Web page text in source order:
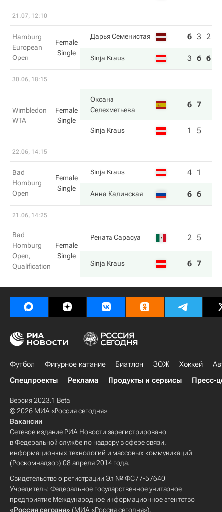
21.07, 12:10
Hamburg
European
Open
Female
Single
Дарья Семенистая 6 3 2
Sinja Kraus 3 6 6
30.06, 18:15
Wimbledon
WTA
Female
Single
Оксана
Селехметьева
6 7
Sinja Kraus 1 5
22.06, 14:15
Bad
Homburg
Open
Female
Single
Sinja Kraus 4 1
Анна Калинская 6 6
21.06, 14:25
Bad
Homburg
Open,
Qualification
Female
Single
Рената Сарасуа 2 5
Sinja Kraus 6 7
Футбол Фигурное катание Биатлон ЗОЖ Хоккей
Спецпроекты
Реклама Продукты и сервисы Пресс-
Версия 2023.1 Beta
© 2026 МИА «Россия сегодня»
Вакансии
Сетевое издание РИА Новости зарегистрировано
в Федеральной службе по надзору в сфере связи,
информационных технологий и массовых коммуникаций
(Роскомнадзор) 08 апреля 2014 года.
Свидетельство о регистрации Эл № ФС77-57640
Учредитель: Федеральное государственное унитарное
предприятие Международное информационное агентство
«Россия сегодня» (МИА «Россия сегодня»).